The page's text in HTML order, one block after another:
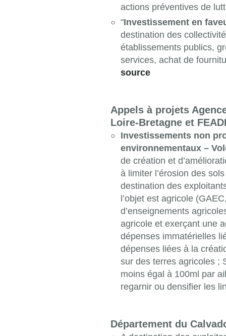
actions préventives de
"Investissement en
destination des
établissements publics,
services, achat de
source
Appels à projets
Loire-Bretagne et
Investissements non
environnementaux –
de création et
à limiter l’érosion des
destination des
l’objet est agricole
d’enseignements
agricole et exerçant une
dépenses immatérielles
dépenses liées à la
sur des terres agricoles ;
moins égal à 100ml par
regarnir ou densifier les
Département du